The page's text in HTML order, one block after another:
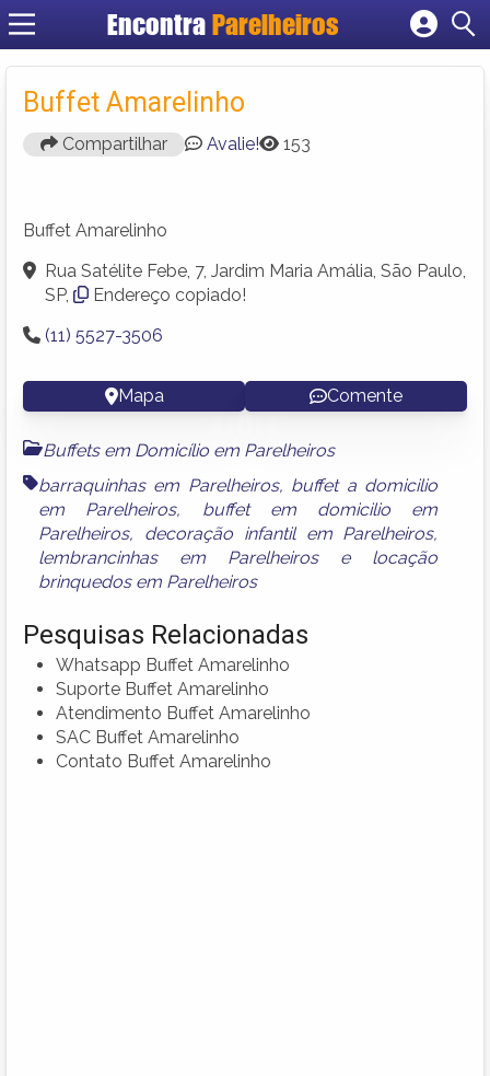
Encontra Parelheiros
Cadastrar empresa
Criar conta
Buffet Amarelinho
Compartilhar Avalie! 153
Buffet Amarelinho
Rua Satélite Febe, 7, Jardim Maria Amália, São Paulo,
SP,
Endereço copiado!
(11) 5527-3506
Mapa Comente
Buffets em Domicílio em Parelheiros
barraquinhas em Parelheiros, buffet a domicilio
em Parelheiros, buffet em domicilio em
Parelheiros, decoração infantil em Parelheiros,
lembrancinhas em Parelheirose locação
brinquedos em Parelheiros
Pesquisas Relacionadas
Whatsapp Buffet Amarelinho
Suporte Buffet Amarelinho
Atendimento Buffet Amarelinho
SAC Buffet Amarelinho
Contato Buffet Amarelinho